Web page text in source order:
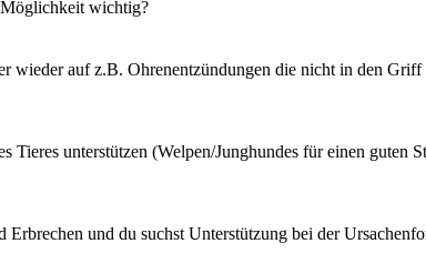
wichtig?
wieder auf z.B. Ohrenentzündungen die nicht in den Griff
unterstützen (Welpen/Junghundes für einen guten
und du suchst Unterstützung bei der